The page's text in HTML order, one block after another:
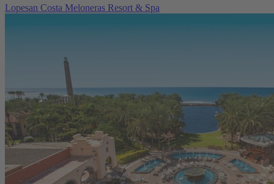
Lopesan Costa Meloneras Resort & Spa